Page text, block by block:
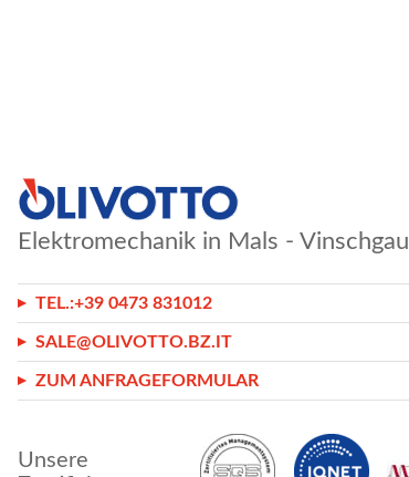
Elektromechanik in Mals - Vinschgau
TEL.:+39 0473 831012
SALE@OLIVOTTO.BZ.IT
ZUM ANFRAGEFORMULAR
Unsere